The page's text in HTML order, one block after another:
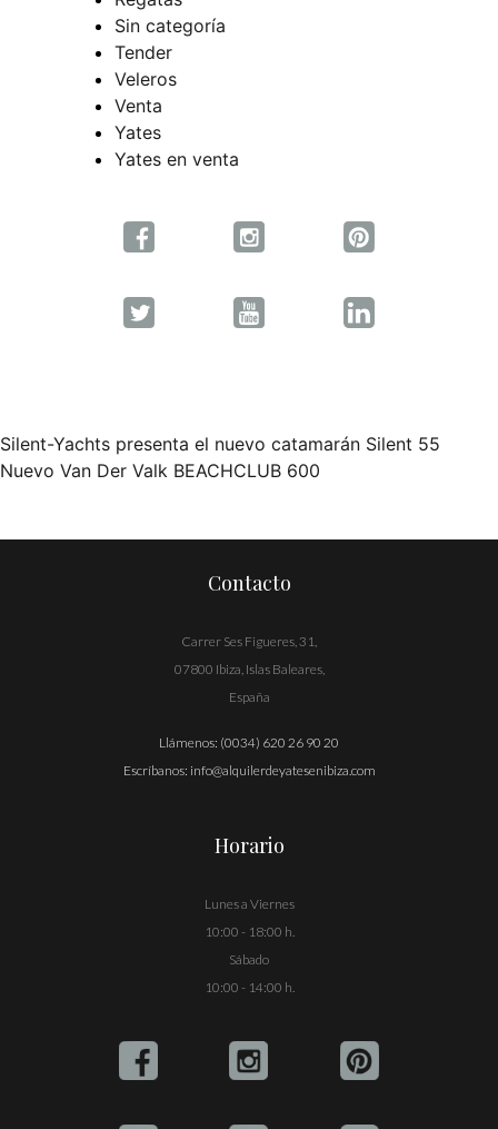
Sin categoría
Tender
Veleros
Venta
Yates
Yates en venta
Navegación
entradas
Silent-Yachts presenta el nuevo catamarán Silent 55
Nuevo Van Der Valk BEACHCLUB 600
Contacto
Carrer Ses Figueres, 31,
07800 Ibiza, Islas Baleares,
España
Llámenos: (0034) 620 26 90 20
Escríbanos: info@alquilerdeyatesenibiza.com
Horario
Lunes a Viernes
10:00 - 18:00 h.
Sábado
10:00 - 14:00 h.